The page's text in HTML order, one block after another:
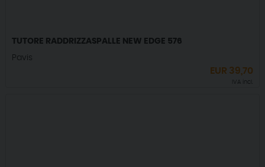
TUTORE RADDRIZZASPALLE NEW EDGE 576
Pavis
EUR 39,70
IVA incl.